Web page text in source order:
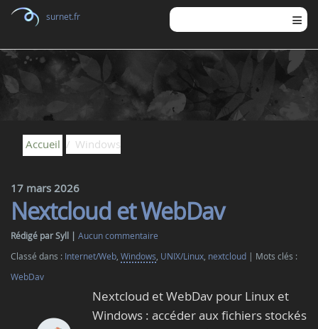
surnet.fr
Accueil Windows
17 mars 2026
Nextcloud et WebDav
Rédigé par Syll
Aucun commentaire
Classé dans : Internet/Web Windows UNIX/Linux nextcloud
Mots clés :
WebDav
Nextcloud et WebDav pour Linux et
Windows : accéder aux fichiers stockés